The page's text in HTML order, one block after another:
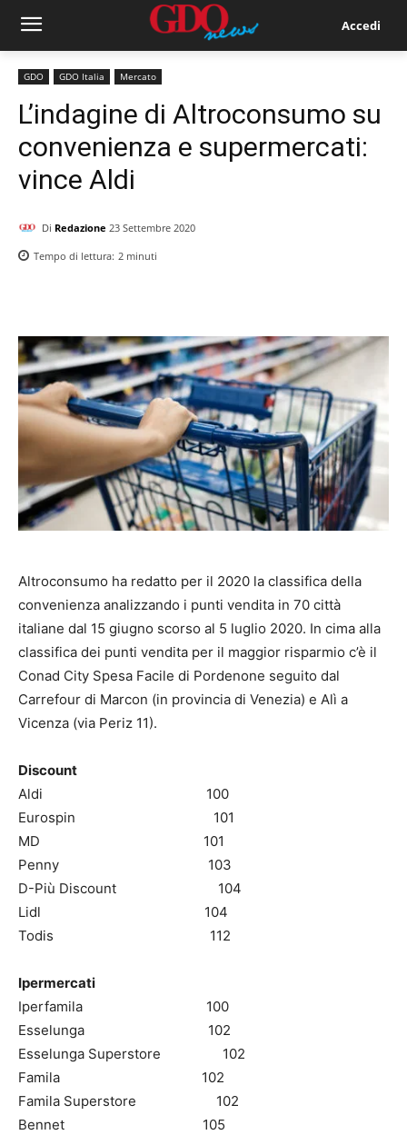
Accedi
GDO GDO Italia Mercato
L’indagine di Altroconsumo su
convenienza e supermercati:
vince Aldi
Di Redazione 23 Settembre 2020
Tempo di lettura: 2 minuti
Altroconsumo ha redatto per il 2020 la classifica della
convenienza analizzando i punti vendita in 70 città
italiane dal 15 giugno scorso al 5 luglio 2020. In cima alla
classifica dei punti vendita per il maggior risparmio c’è il
Conad City Spesa Facile di Pordenone seguito dal
Carrefour di Marcon (in provincia di Venezia) e Alì a
Vicenza (via Periz 11).
Discount
Aldi 100
Eurospin 101
MD 101
Penny 103
D-Più Discount 104
Lidl 104
Todis 112
Ipermercati
Iperfamila 100
Esselunga 102
Esselunga Superstore 102
Famila 102
Famila Superstore 102
Bennet 105